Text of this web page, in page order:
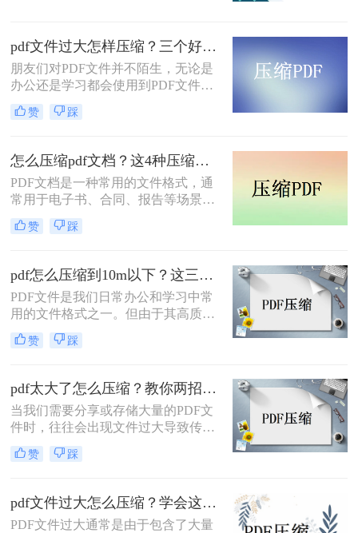
PDF文档进行压缩是非常必要的。下
面将介绍如何压缩pdf文档大小方法。
pdf文件过大怎样压缩？三个好用的压缩方法学习一下！
朋友们对PDF文件并不陌生，无论是
办公还是学习都会使用到PDF文件，
对于广大的办公白领来讲，最大的难
题不是编辑PDF文件，而是如何存储
较简单的方法就是把PDF文件进一步
压缩，这样就能在电脑里面存储更多
的PDF文档了。压缩PDF文档和压缩
其他文件是有一些区别的，那么pdf文
件过大怎样压缩呢？下面一起看看
吧。
赞 踩
怎么压缩pdf文档？这4种压缩方法快来学~
PDF文档是一种常用的文件格式，通
常用于电子书、合同、报告等场景。
由于PDF文档通常包含大量的文本和
图像信息，因此它们可能会占用大量
变慢，存储空间不足等问题。因此，
对PDF文档进行压缩是非常必要的。
下面将介绍几种常见的PDF压缩方
法。一起看看怎么压缩PDF文档吧。
赞 踩
pdf怎么压缩到10m以下？这三种方法值得一试！
PDF文件是我们日常办公和学习中常
用的文件格式之一。但由于其高质量
的图片和复杂的排版，PDF文件往往
会占用较大的存储空间，给文件的传
解决类似的问题，你必须压缩PDF文
件的大小。那么，pdf怎么压缩到10m
以下呢?接下来推荐三种压缩PDF的方
法。让我们一起来看看。
赞 踩
pdf太大了怎么压缩？教你两招，一键释放80％体积！
当我们需要分享或存储大量的PDF文
件时，往往会出现文件过大导致传输
不便或存储空间不足的问题。为了解
决这个问题，我们可以使用一些工具
将介绍pdf太大了怎么压缩方法，帮助
您轻松地减小PDF文件的大小。
赞 踩
pdf文件过大怎么压缩？学会这二个方法就够了！
PDF文件过大通常是由于包含了大量